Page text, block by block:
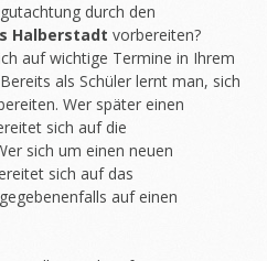
durch den
Halberstadt vorbereiten?
auf wichtige Termine in Ihrem
als Schüler lernt man, sich
Wer später einen
sich auf die
sich um einen neuen
sich auf das
auf einen